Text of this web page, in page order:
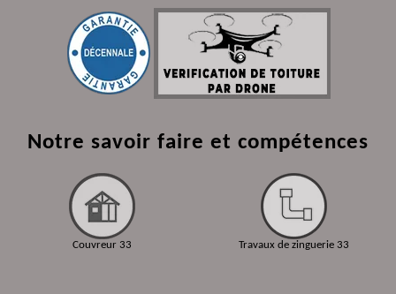
Notre savoir faire et compétences
Couvreur 33 Travaux de zinguerie 33